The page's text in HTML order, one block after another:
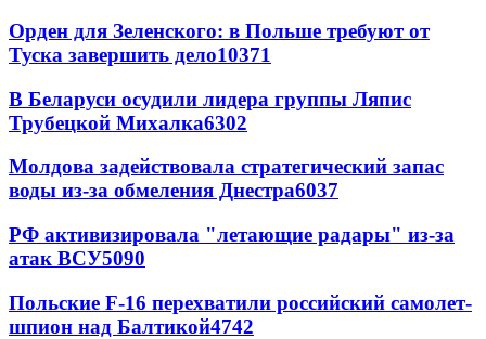
Орден для Зеленского: в Польше требуют от
Туска завершить дело10371
В Беларуси осудили лидера группы Ляпис
Трубецкой Михалка6302
Молдова задействовала стратегический запас
воды из-за обмеления Днестра6037
РФ активизировала "летающие радары" из-за
атак ВСУ5090
Польские F-16 перехватили российский самолет-
шпион над Балтикой4742